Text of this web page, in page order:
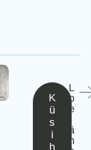
K
ü
s
i
h
L
o
e
ä
h